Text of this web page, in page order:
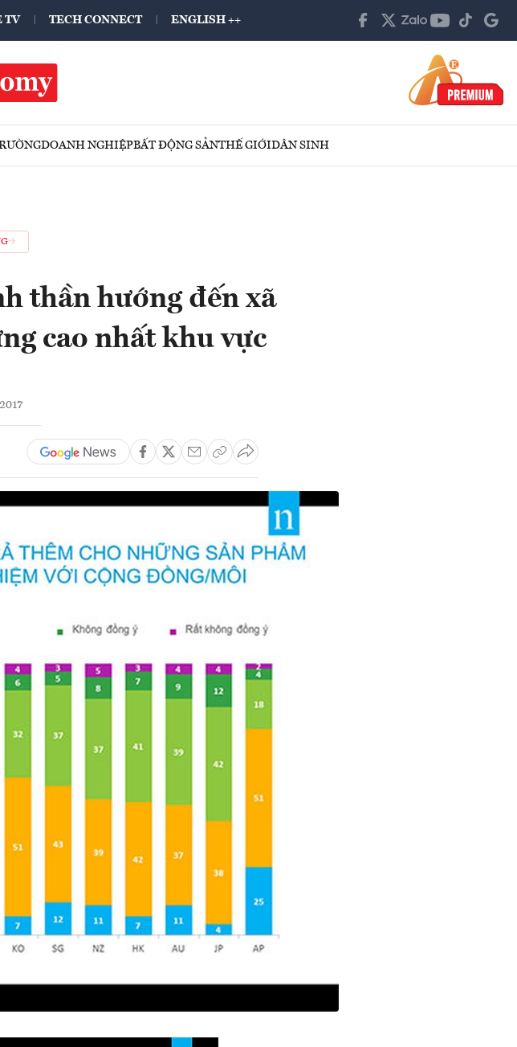
TV TECH CONNECT ENGLISH ++
DOANH NGHIỆPBẤT ĐỘNG SẢNTHẾ GIỚIDÂN SINH
thần hướng đến xã
cao nhất khu vực